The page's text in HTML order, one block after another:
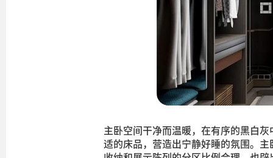
主卧空间干净而温暖，在有序的黑白
适的床品，营造出宁静好睡的氛围。